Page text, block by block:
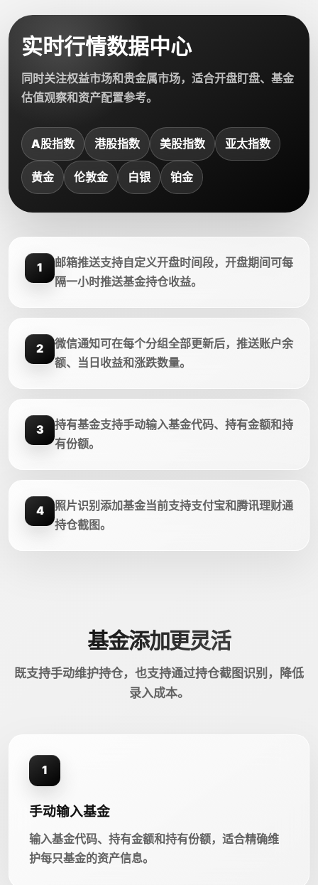
实时行情数据中心
同时关注权益市场和贵金属市场，适合开盘盯盘、基金
估值观察和资产配置参考。
A股指数 港股指数 美股指数 亚太指数
黄金 伦敦金 白银 铂金
1
邮箱推送支持自定义开盘时间段，开盘期间可每
隔一小时推送基金持仓收益。
2
微信通知可在每个分组全部更新后，推送账户余
额、当日收益和涨跌数量。
3
持有基金支持手动输入基金代码、持有金额和持
有份额。
4
照片识别添加基金当前支持支付宝和腾讯理财通
持仓截图。
基金添加更灵活
既支持手动维护持仓，也支持通过持仓截图识别，降低
录入成本。
1
手动输入基金
输入基金代码、持有金额和持有份额，适合精确维
护每只基金的资产信息。